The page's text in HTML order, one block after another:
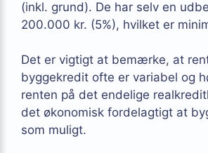
(inkl. grund). De har selv en
200.000 kr. (5%), hvilket er
Det er vigtigt at bemærke, at
byggekredit ofte er variabel og
renten på det endelige
det økonomisk fordelagtigt at
som muligt.